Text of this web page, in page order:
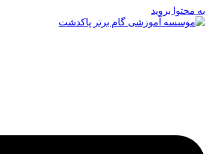
به محتوا بروید